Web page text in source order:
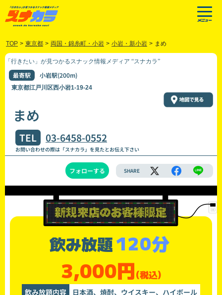
TOP > 東京都 > 両国・錦糸町・小岩 > 小岩・新小岩 > まめ
「行きたい」が見つかるスナック情報メディア “スナカラ”
最寄駅 小岩駅(200m)
東京都江戸川区西小岩1-19-24
まめ
TEL 03-6458-0552
お問い合わせの際は「スナカラ」を見たとお伝え下さい
フォローする SHARE
飲み放題120分
3,000円(税込)
飲み放題内容 日本酒、焼酎、ウイスキー、ハイボール